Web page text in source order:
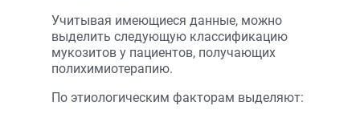
Учитывая имеющиеся данные, можно
выделить следующую классификацию
мукозитов у пациентов, получающих
полихимиотерапию.
По этиологическим факторам выделяют: